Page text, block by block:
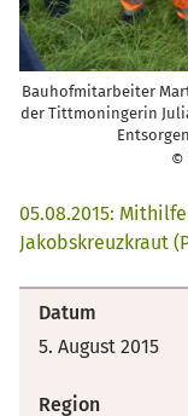
Bauhofmitarbeiter
der Tittmoningerin
©
05.08.2015:
Jakobskreuzkraut
Datum
5. August 2015
Region